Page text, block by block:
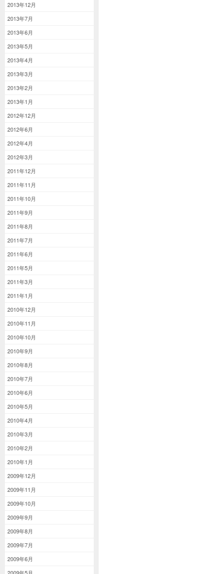
2013年12月
2013年7月
2013年6月
2013年5月
2013年4月
2013年3月
2013年2月
2013年1月
2012年12月
2012年6月
2012年4月
2012年3月
2011年12月
2011年11月
2011年10月
2011年9月
2011年8月
2011年7月
2011年6月
2011年5月
2011年3月
2011年1月
2010年12月
2010年11月
2010年10月
2010年9月
2010年8月
2010年7月
2010年6月
2010年5月
2010年4月
2010年3月
2010年2月
2010年1月
2009年12月
2009年11月
2009年10月
2009年9月
2009年8月
2009年7月
2009年6月